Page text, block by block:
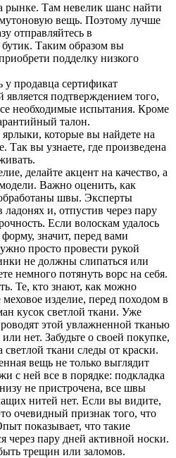
рынке. Там невелик шанс найти
вещь. Поэтому лучше
отправляйтесь в
Таким образом вы
подделку низкого
у продавца сертификат
является подтверждением того,
необходимые испытания. Кроме
талон.
которые вы найдете на
Так вы узнаете, где произведена
делайте акцент на качество, а
Важно оценить, как
швы. Эксперты
ладонях и, отпустив через пару
Если волоскам удалось
значит, перед вами
просто провести рукой
не должны слипаться или
немного потянуть ворс на себя.
Те, кто знают, как можно
меховое изделие, перед походом в
кусок светлой ткани. Уже
этой увлажненной тканью
нет. Забудьте о своей покупке,
светлой ткани следы от краски.
вещь не только выглядит
с ней все в порядке: подкладка
не пристрочена, все швы
нитей нет. Если вы видите,
очевидный признак того, что
показывает, что такие
через пару дней активной носки.
трещин или заломов.